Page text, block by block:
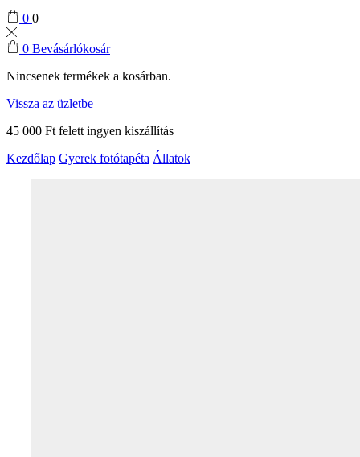
0 0
0 Bevásárlókosár
Nincsenek termékek a kosárban.
Vissza az üzletbe
45 000 Ft felett ingyen kiszállítás
Kezdőlap Gyerek fotótapéta Állatok